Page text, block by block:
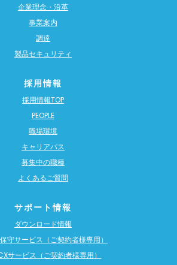
企業理念・沿革
事業案内
調達
製品セキュリティ
採用情報
採用情報TOP
PEOPLE
職場環境
キャリアパス
募集中の職種
よくあるご質問
サポート情報
ダウンロード情報
守サービス（ご契約者様専用）
サービス（ご契約者様専用）